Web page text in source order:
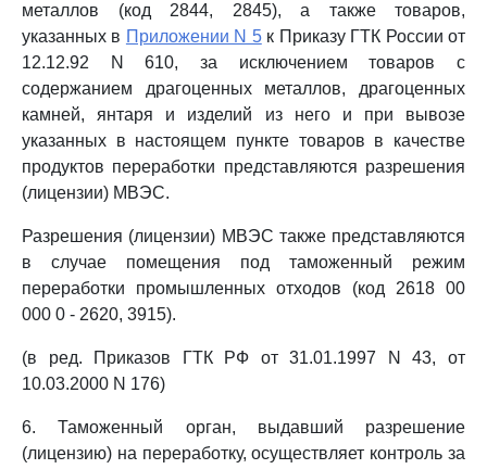
металлов (код 2844, 2845), а также товаров,
указанных в Приложении N 5к Приказу ГТК России от
12.12.92 N 610, за исключением товаров с
содержанием драгоценных металлов, драгоценных
камней, янтаря и изделий из него и при вывозе
указанных в настоящем пункте товаров в качестве
продуктов переработки представляются разрешения
(лицензии) МВЭС.
Разрешения (лицензии) МВЭС также представляются
в случае помещения под таможенный режим
переработки промышленных отходов (код 2618 00
000 0 - 2620, 3915).
(в ред. Приказов ГТК РФ от 31.01.1997 N 43, от
10.03.2000 N 176)
6. Таможенный орган, выдавший разрешение
(лицензию) на переработку, осуществляет контроль за